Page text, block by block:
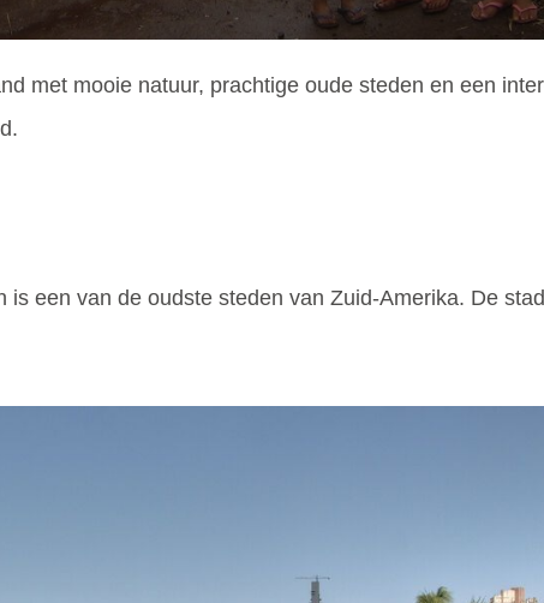
met mooie natuur, prachtige oude steden en een
een van de oudste steden van Zuid-Amerika. De